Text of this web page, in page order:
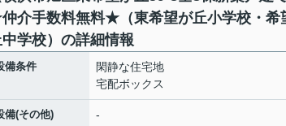
介手数料無料★（東希望が丘小学校・希
学校）の詳細情報
備条件
閑静な住宅地
宅配ボックス
備(その他) -